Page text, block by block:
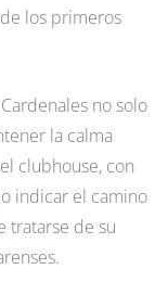
los primeros
no solo
la calma
clubhouse, con
indicar el camino
tratarse de su